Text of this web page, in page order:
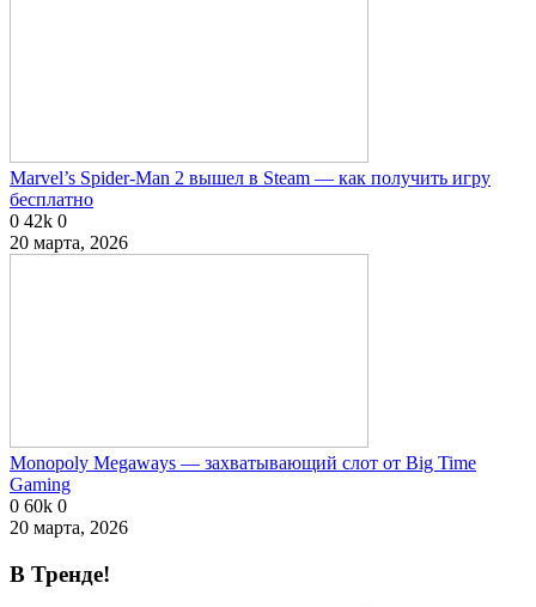
Marvel’s Spider-Man 2 вышел в Steam — как получить игру
бесплатно
0 42k 0
20 марта, 2026
Monopoly Megaways — захватывающий слот от Big Time
Gaming
0 60k 0
20 марта, 2026
В Тренде!